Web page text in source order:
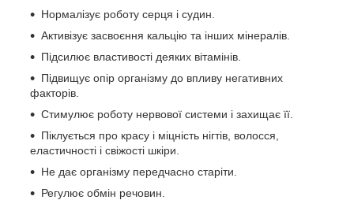
Нормалізує роботу серця і судин.
Активізує засвоєння кальцію та інших мінералів.
Підсилює властивості деяких вітамінів.
Підвищує опір організму до впливу негативних
факторів.
Стимулює роботу нервової системи і захищає її.
Піклується про красу і міцність нігтів, волосся,
еластичності і свіжості шкіри.
Не дає організму передчасно старіти.
Регулює обмін речовин.